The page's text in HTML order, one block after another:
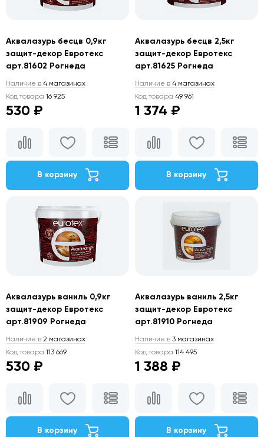
Аквалазурь бесцв 0,9кг
защит-декор Евротекс
арт.81602 Рогнеда
Наличие в 4 магазинах
Код товара 16 925
530 ₽
В корзину
Аквалазурь бесцв 2,5кг
защит-декор Евротекс
арт.81625 Рогнеда
Наличие в 4 магазинах
Код товара 49 961
1 374 ₽
В корзину
Аквалазурь ваниль 0,9кг
защит-декор Евротекс
арт.81909 Рогнеда
Наличие в 2 магазинах
Код товара 113 669
530 ₽
В корзину
Аквалазурь ваниль 2,5кг
защит-декор Евротекс
арт.81910 Рогнеда
Наличие в 3 магазинах
Код товара 114 495
1 388 ₽
В корзину